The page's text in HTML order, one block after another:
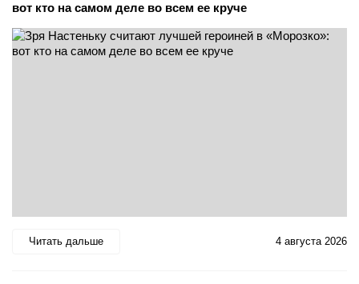
вот кто на самом деле во всем ее круче
Читать дальше 4 августа 2026